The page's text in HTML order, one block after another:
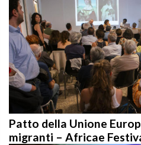
Patto della Unione
migranti – Africae